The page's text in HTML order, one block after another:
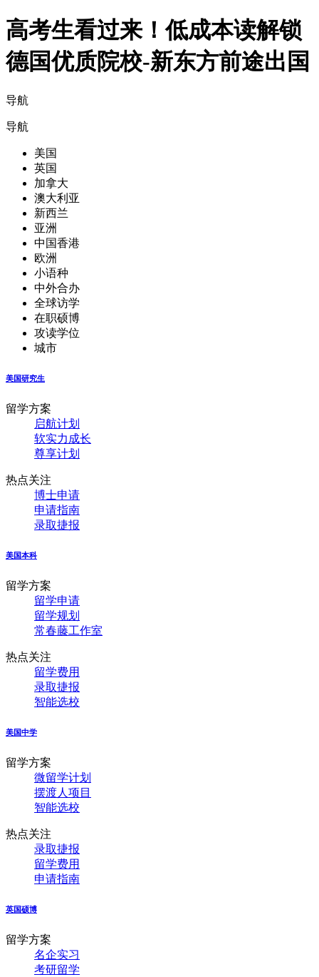
高考生看过来！低成本读解锁
德国优质院校-新东方前途出国
导航
导航
美国
英国
加拿大
澳大利亚
新西兰
亚洲
中国香港
欧洲
小语种
中外合办
全球访学
在职硕博
攻读学位
城市
美国研究生
留学方案
启航计划
软实力成长
尊享计划
热点关注
博士申请
申请指南
录取捷报
美国本科
留学方案
留学申请
留学规划
常春藤工作室
热点关注
留学费用
录取捷报
智能选校
美国中学
留学方案
微留学计划
摆渡人项目
智能选校
热点关注
录取捷报
留学费用
申请指南
英国硕博
留学方案
名企实习
考研留学